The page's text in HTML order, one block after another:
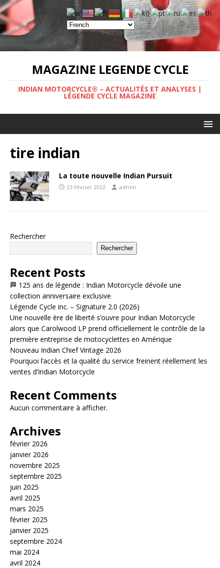
MAGAZINE LEGENDE CYCLE
INDIAN MOTORCYCLE® – ACTUALITÉS ET ANALYSES |
LÉGENDE CYCLE MAGAZINE
tire indian
La toute nouvelle Indian Pursuit
23 février 2022 admin
Rechercher
Rechercher
Recent Posts
🏁 125 ans de légende : Indian Motorcycle dévoile une
collection anniversaire exclusive
Légende Cycle inc. – Signature 2.0 (2026)
Une nouvelle ère de liberté s’ouvre pour Indian Motorcycle
alors que Carolwood LP prend officiellement le contrôle de la
première entreprise de motocyclettes en Amérique
Nouveau Indian Chief Vintage 2026
Pourquoi l’accès et la qualité du service freinent réellement les
ventes d’Indian Motorcycle
Recent Comments
Aucun commentaire à afficher.
Archives
février 2026
janvier 2026
novembre 2025
septembre 2025
juin 2025
avril 2025
mars 2025
février 2025
janvier 2025
septembre 2024
mai 2024
avril 2024